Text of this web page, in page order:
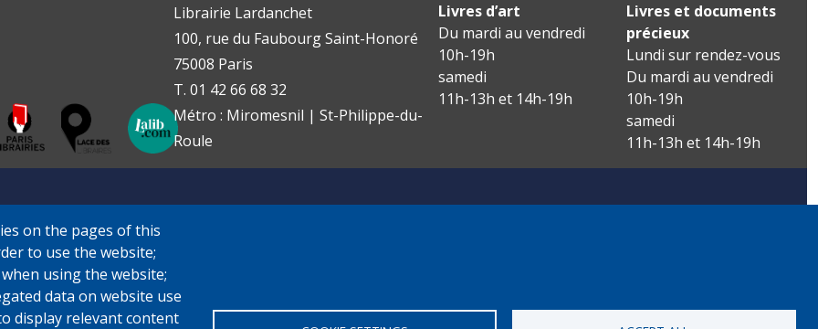
Librairie Lardanchet
100, rue du Faubourg Saint-Honoré
75008 Paris
T. 01 42 66 68 32
Métro : Miromesnil | St-Philippe-du-
Roule
Livres d’art
Du mardi au vendredi
10h-19h
samedi
11h-13h et 14h-19h
Livres et documents
précieux
Lundi sur rendez-vous
Du mardi au vendredi
10h-19h
samedi
11h-13h et 14h-19h
on the pages of this
to use the website;
using the website;
data on website use
display relevant content